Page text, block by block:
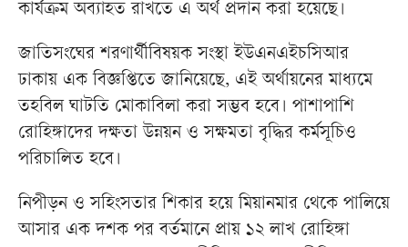
কার্যক্রম অব্যাহত রাখতে এ অর্থ প্রদান করা হয়েছে।
জাতিসংঘের শরণার্থীবিষয়ক সংস্থা ইউএনএইচসিআর
ঢাকায় এক বিজ্ঞপ্তিতে জানিয়েছে, এই অর্থায়নের মাধ্যমে
তহবিল ঘাটতি মোকাবিলা করা সম্ভব হবে। পাশাপাশি
রোহিঙ্গাদের দক্ষতা উন্নয়ন ও সক্ষমতা বৃদ্ধির কর্মসূচিও
পরিচালিত হবে।
নিপীড়ন ও সহিংসতার শিকার হয়ে মিয়ানমার থেকে পালিয়ে
আসার এক দশক পর বর্তমানে প্রায় ১২ লাখ রোহিঙ্গা